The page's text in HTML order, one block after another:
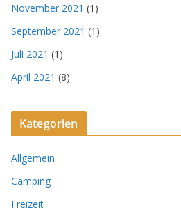
November 2021 (1)
September 2021 (1)
Juli 2021 (1)
April 2021 (8)
Kategorien
Allgemein
Camping
Freizeit